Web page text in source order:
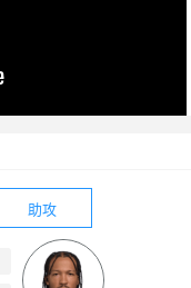
助攻